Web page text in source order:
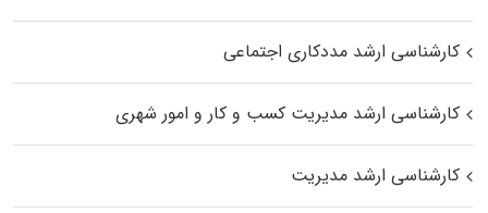
کارشناسی ارشد مددکاری اجتماعی
کارشناسی ارشد مدیریت کسب و کار و امور شهری
کارشناسی ارشد مدیریت